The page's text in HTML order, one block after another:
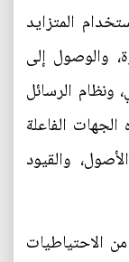
المتزايد
والوصول إلى
ونظام الرسائل
الفاعلة
والقيود
مليار دولار من الاحتياطيات